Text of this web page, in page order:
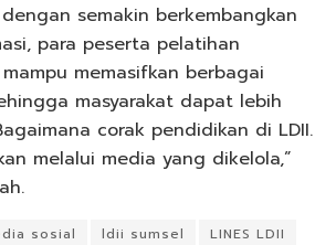
semakin berkembangkan
para peserta pelatihan
memasifkan berbagai
masyarakat dapat lebih
corak pendidikan di LDII.
melalui media yang dikelola,”
sosial ldii sumsel
LINES LDII